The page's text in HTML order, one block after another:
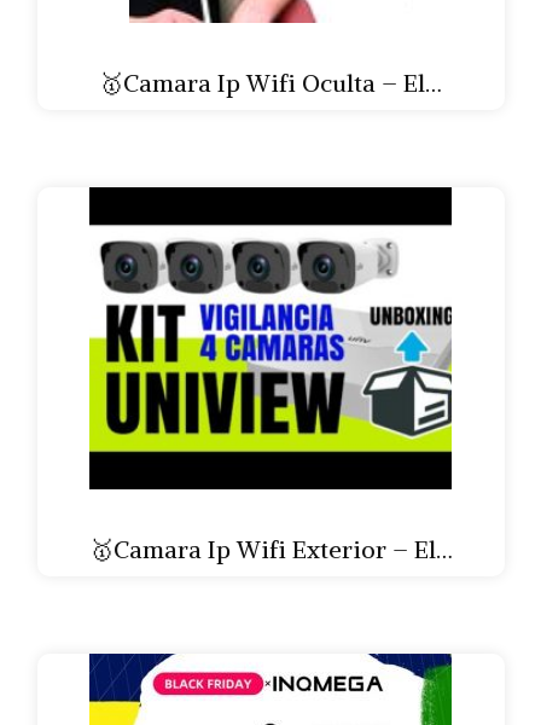
🥇Camara Ip Wifi Oculta – El…
🥇Camara Ip Wifi Exterior – El…